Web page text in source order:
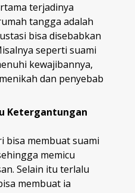
terjadinya
tangga adalah
bisa disebabkan
seperti suami
kewajibannya,
dan penyebab
Ketergantungan
bisa membuat suami
memicu
Selain itu terlalu
membuat ia